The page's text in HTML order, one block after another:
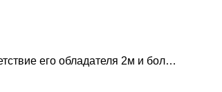
его обладателя 2м и бол…